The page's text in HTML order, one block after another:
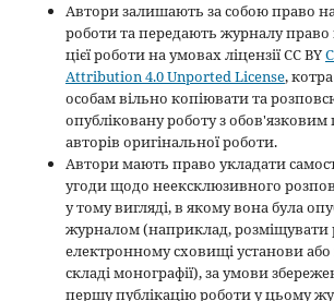
Автори залишають за собою право на
роботи та передають журналу право
цієї роботи на умовах ліцензії CC BY
Attribution 4.0 Unported License,
особам вільно копіювати та
опубліковану роботу з
авторів оригінальної роботи.
Автори мають право укладати
угоди щодо неексклюзивного
у тому вигляді, в якому вона була
журналом (наприклад, розміщувати
електронному сховищі установи або
складі монографії), за умови
першу публікацію роботи у цьому